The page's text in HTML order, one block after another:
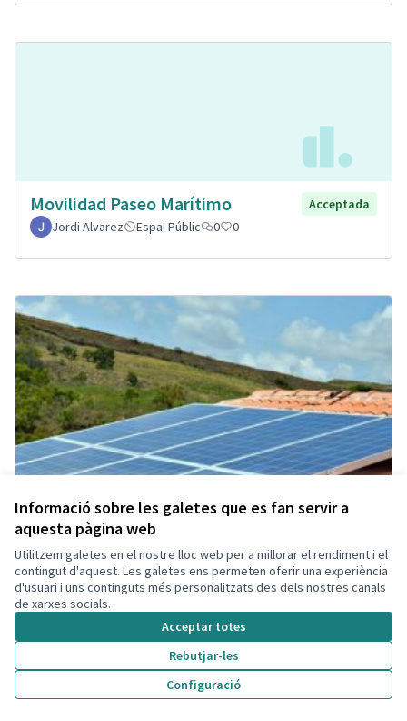
Informació sobre les galetes que es fan servir a
aquesta pàgina web
Utilitzem galetes en el nostre lloc web per a millorar el rendiment i el
contingut d'aquest. Les galetes ens permeten oferir una experiència
d'usuari i uns continguts més personalitzats des dels nostres canals
de xarxes socials.
Acceptar totes
Rebutjar-les
Configuració
Movilidad Paseo Marítimo
Acceptada
Jordi Alvarez
Espai Públic 0 0
Energies Renovables
Acceptada